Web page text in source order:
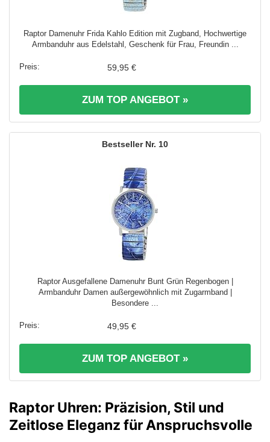
Raptor Damenuhr Frida Kahlo Edition mit Zugband, Hochwertige
Armbanduhr aus Edelstahl, Geschenk für Frau, Freundin ...
59,95 €
ZUM TOP ANGEBOT »
10
Raptor Ausgefallene Damenuhr Bunt Grün Regenbogen |
Armbanduhr Damen außergewöhnlich mit Zugarmband |
Besondere ...
49,95 €
ZUM TOP ANGEBOT »
Raptor Uhren: Präzision, Stil und
Zeitlose Eleganz für Anspruchsvolle